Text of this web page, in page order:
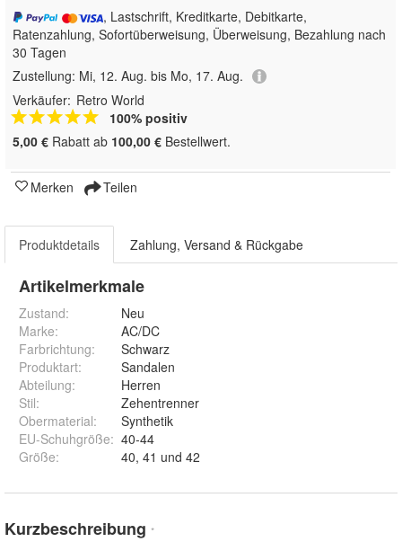
, Lastschrift, Kreditkarte, Debitkarte,
Ratenzahlung, Sofortüberweisung, Überweisung, Bezahlung nach
30 Tagen
Zustellung: Mi, 12. Aug. bis Mo, 17. Aug.
Verkäufer: Retro World
100% positiv
5,00 € Rabatt ab 100,00 € Bestellwert.
Merken Teilen
Produktdetails Zahlung, Versand & Rückgabe
Artikelmerkmale
Zustand:
Neu
Marke:
AC/DC
Farbrichtung:
Schwarz
Produktart:
Sandalen
Abteilung:
Herren
Stil:
Zehentrenner
Obermaterial:
Synthetik
EU-Schuhgröße: 40-44
Größe: 40, 41 und 42
Kurzbeschreibung *